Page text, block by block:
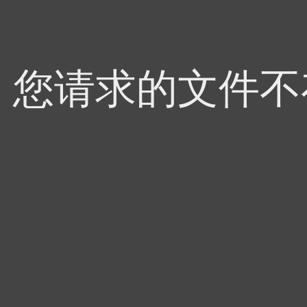
您请求的文件